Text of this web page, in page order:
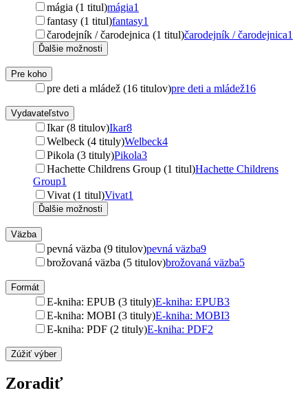
mágia (1 titul)mágia1
fantasy (1 titul)fantasy1
čarodejník / čarodejnica (1 titul)čarodejník / čarodejnica1
Ďalšie možnosti
Pre koho
pre deti a mládež (16 titulov)pre deti a mládež16
Vydavateľstvo
Ikar (8 titulov)Ikar8
Welbeck (4 tituly)Welbeck4
Pikola (3 tituly)Pikola3
Hachette Childrens Group (1 titul)Hachette Childrens
Group1
Vivat (1 titul)Vivat1
Ďalšie možnosti
Väzba
pevná väzba (9 titulov)pevná väzba9
brožovaná väzba (5 titulov)brožovaná väzba5
Formát
E-kniha: EPUB (3 tituly)E-kniha: EPUB3
E-kniha: MOBI (3 tituly)E-kniha: MOBI3
E-kniha: PDF (2 tituly)E-kniha: PDF2
Zúžiť výber
Zoradiť